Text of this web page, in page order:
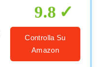
9.8
Controlla Su
Amazon